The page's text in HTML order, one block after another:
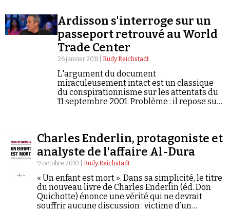
Ardisson s'interroge sur un
passeport retrouvé au World
Trade Center
26 janvier 2011 | Rudy Reichstadt
L'argument du document
miraculeusement intact est un classique
du conspirationnisme sur les attentats du
11 septembre 2001. Problème : il repose sur
Charles Enderlin, protagoniste et
analyste de l'affaire Al-Dura
9 octobre 2010 | Rudy Reichstadt
« Un enfant est mort ». Dans sa simplicité, le titre
du nouveau livre de Charles Enderlin (éd. Don
Quichotte) énonce une vérité qui ne devrait
souffrir aucune discussion : victime d’un